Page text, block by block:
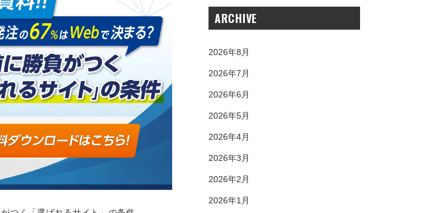
ARCHIVE
2026年8月
2026年7月
2026年6月
2026年5月
2026年4月
2026年3月
2026年2月
2026年1月